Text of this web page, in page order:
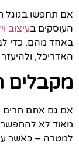
אם תחפשו בגוגל
העוסקים בעיצוב
באחד מהם. כדי
האדריכל,
מקבלים
אם גם אתם תרים
מאוד לא
למטרה – כאשר על